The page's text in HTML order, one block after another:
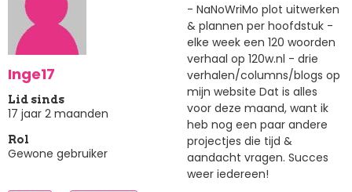
Inge17
Lid sinds
17 jaar 2 maanden
Rol
Gewone gebruiker
- NaNoWriMo plot uitwerken
& plannen per hoofdstuk -
elke week een 120 woorden
verhaal op 120w.nl - drie
verhalen/columns/blogs op
mijn website Dat is alles
voor deze maand, want ik
heb nog een paar andere
projectjes die tijd &
aandacht vragen. Succes
weer iedereen!